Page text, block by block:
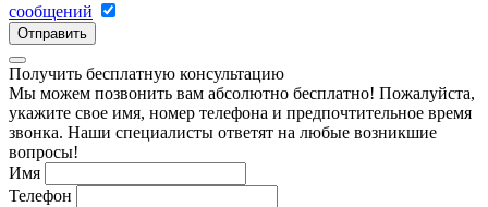
сообщений
Отправить
Получить бесплатную консультацию
Мы можем позвонить вам абсолютно бесплатно! Пожалуйста,
укажите свое имя, номер телефона и предпочтительное время
звонка. Наши специалисты ответят на любые возникшие
вопросы!
Имя
Телефон